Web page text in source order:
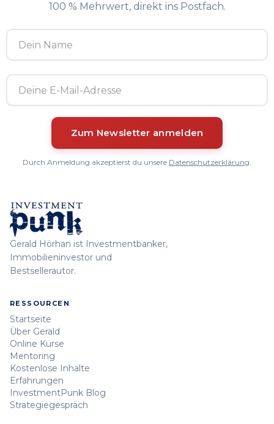
100 % Mehrwert, direkt ins Postfach.
Durch Anmeldung akzeptierst du unsere Datenschutzerklärung.
Gerald Hörhan ist Investmentbanker,
Immobilieninvestor und
Bestsellerautor.
RESSOURCEN
Startseite
Über Gerald
Online Kurse
Mentoring
Kostenlose Inhalte
Erfahrungen
InvestmentPunk Blog
Strategiegespräch